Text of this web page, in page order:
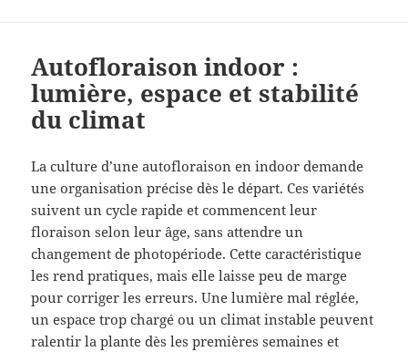
Autofloraison indoor :
lumière, espace et stabilité
du climat
La culture d’une autofloraison en indoor demande
une organisation précise dès le départ. Ces variétés
suivent un cycle rapide et commencent leur
floraison selon leur âge, sans attendre un
changement de photopériode. Cette caractéristique
les rend pratiques, mais elle laisse peu de marge
pour corriger les erreurs. Une lumière mal réglée,
un espace trop chargé ou un climat instable peuvent
ralentir la plante dès les premières semaines et